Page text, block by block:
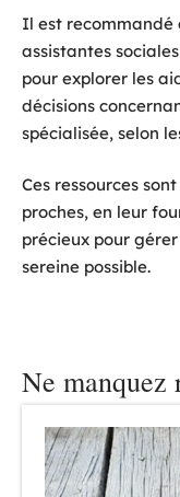
Il est recommandé
assistantes
pour explorer les
décisions
spécialisée, selon
Ces ressources
proches, en leur
précieux pour
sereine possible.
Ne manquez